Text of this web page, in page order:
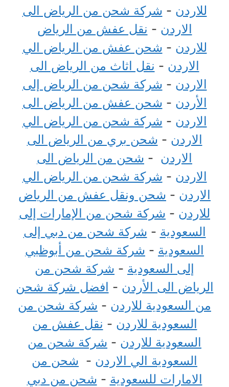
للاردن - شركة شحن من الرياض الى
الاردن - نقل عفش من الرياض
للاردن - شحن عفش من الرياض الي
الاردن - نقل اثاث من الرياض الى
الاردن - شركة شحن من الرياض إلى
الأردن - شحن عفش من الرياض الى
الاردن - شركة شحن من الرياض الي
الاردن - شحن بري من الرياض الى
الاردن - شحن من الرياض الى
الاردن - شركة شحن من الرياض الي
الاردن - شحن ونقل عفش من الرياض
للاردن - شركة شحن من الإمارات إلى
السعودية - شركة شحن من دبي إلى
السعودية - شركة شحن من أبوظبي
إلى السعودية - شركة شحن من
الرياض الى الأردن - افضل شركة شحن
من السعودية للاردن - شركة شحن من
السعودية للاردن - نقل عفش من
السعودية للاردن - شركة شحن من
السعودية الي الاردن - شحن من
الامارات للسعودية - شحن من دبي